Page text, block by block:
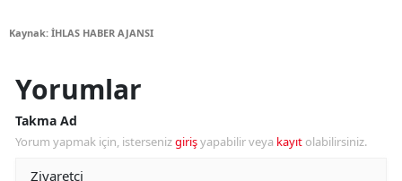
Kaynak: İHLAS HABER AJANSI
Yorumlar
Takma Ad
Yorum yapmak için, istersenizgirişyapabilir veya kayıt olabilirsiniz.